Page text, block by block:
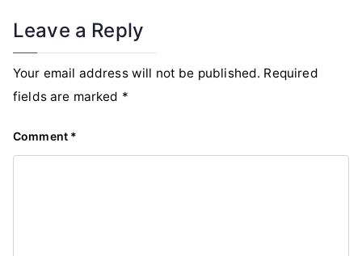
Leave a Reply
Your email address will not be published. Required
fields are marked *
Comment *